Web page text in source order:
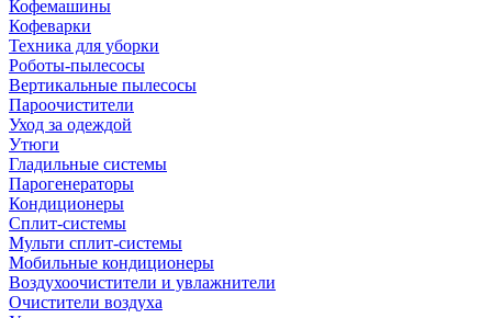
Кофемашины
Кофеварки
Техника для уборки
Роботы-пылесосы
Вертикальные пылесосы
Пароочистители
Уход за одеждой
Утюги
Гладильные системы
Парогенераторы
Кондиционеры
Сплит-системы
Мульти сплит-системы
Мобильные кондиционеры
Воздухоочистители и увлажнители
Очистители воздуха